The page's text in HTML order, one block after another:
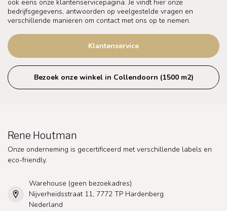
ook eens onze klantenservicepagina. Je vindt hier onze
bedrijfsgegevens, antwoorden op veelgestelde vragen en
verschillende manieren om contact met ons op te nemen.
Klantenservice
Bezoek onze winkel in Collendoorn (1500 m2)
Rene Houtman
Onze onderneming is gecertificeerd met verschillende labels en
eco-friendly.
Warehouse (geen bezoekadres)
Nijverheidsstraat 11, 7772 TP Hardenberg
Nederland